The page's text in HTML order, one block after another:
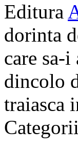
Editura
dorinta
care sa-i
dincolo
traiasca
Categorii